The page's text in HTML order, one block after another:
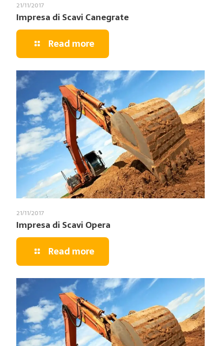
21/11/2017
Impresa di Scavi Canegrate
Read more
21/11/2017
Impresa di Scavi Opera
Read more